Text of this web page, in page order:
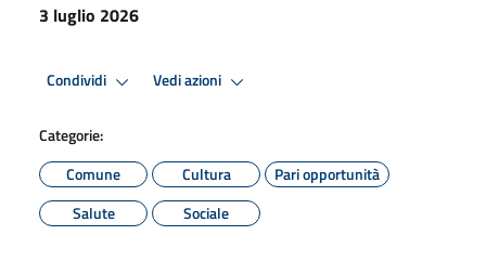
3 luglio 2026
Condividi Vedi azioni
Categorie:
Comune
Cultura
Pari opportunità
Salute
Sociale